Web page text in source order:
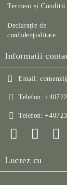
Termeni și Condiții
Declarație de
confidenţialitate
Informatii
Email:
Telefon:
Telefon:
Lucrez cu